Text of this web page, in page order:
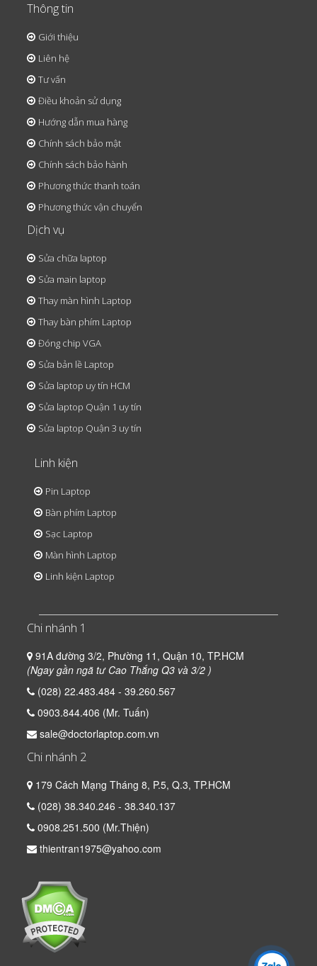
Thông tin
Giới thiệu
Liên hệ
Tư vấn
Điều khoản sử dụng
Hướng dẫn mua hàng
Chính sách bảo mật
Chính sách bảo hành
Phương thức thanh toán
Phương thức vận chuyển
Dịch vụ
Sửa chữa laptop
Sửa main laptop
Thay màn hình Laptop
Thay bàn phím Laptop
Đóng chip VGA
Sửa bản lề Laptop
Sửa laptop uy tín HCM
Sửa laptop Quận 1 uy tín
Sửa laptop Quận 3 uy tín
Linh kiện
Pin Laptop
Bàn phím Laptop
Sạc Laptop
Màn hình Laptop
Linh kiện Laptop
Chi nhánh 1
91A đường 3/2, Phường 11, Quận 10, TP.HCM
(Ngay gần ngã tư Cao Thắng Q3 và 3/2 )
(028) 22.483.484 - 39.260.567
0903.844.406 (Mr. Tuấn)
sale@doctorlaptop.com.vn
Chi nhánh 2
179 Cách Mạng Tháng 8, P.5, Q.3, TP.HCM
(028) 38.340.246 - 38.340.137
0908.251.500 (Mr.Thiện)
thientran1975@yahoo.com